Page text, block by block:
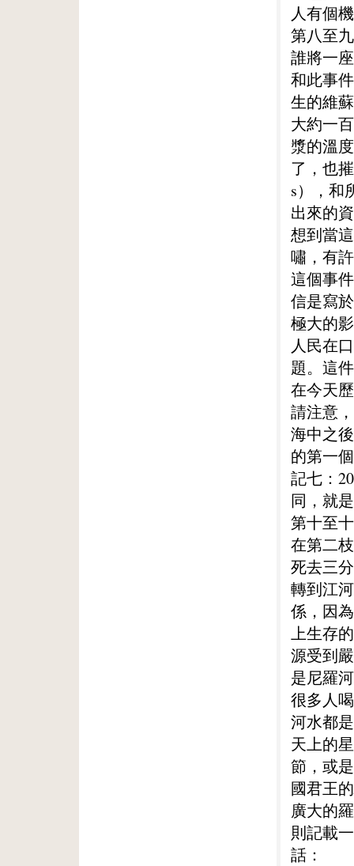
人有個
第八至
誰將一
和此事
生的維
大約一
漿的溫
了，也
s），和
出來的
想到當
嘯，有
這個事
信是寫
極大的
人民在
題。這
在今天
請注意
海中之
的第一
記七：
同，就
第十至
在第二
死去三
轉到江
係，因
上生存
源受到
是尼羅
很多人
河水都
天上的
節，或
國君王
廣大的
則記載
話：